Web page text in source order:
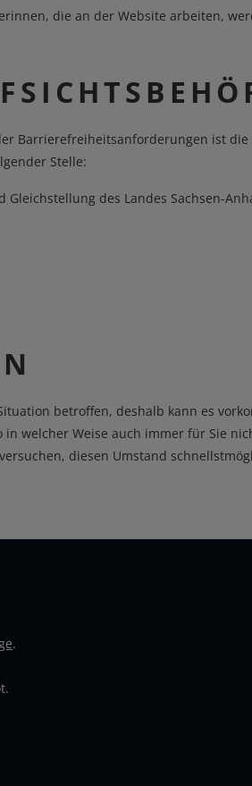
die an der Website arbeiten,
Barrierefreiheitsanforderungen ist die
Stelle:
des Landes Sachsen-
betroffen, deshalb kann es
welcher Weise auch immer für Sie
diesen Umstand
.